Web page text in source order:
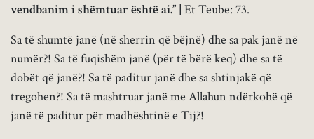
vendbanim i shëmtuar është ai.” | Et Teube: 73.
Sa të shumtë janë (në sherrin që bëjnë) dhe sa pak janë në
numër?! Sa të fuqishëm janë (për të bërë keq) dhe sa të
dobët që janë?! Sa të paditur janë dhe sa shtinjakë që
tregohen?! Sa të mashtruar janë me Allahun ndërkohë që
janë të paditur për madhështinë e Tij?!